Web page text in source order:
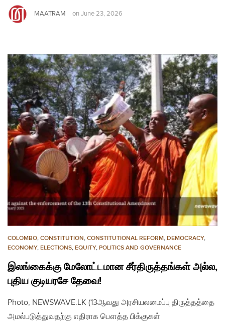
MAATRAM on June 23, 2026
COLOMBO, CONSTITUTION, CONSTITUTIONAL REFORM, DEMOCRACY,
ECONOMY, ELECTIONS, EQUITY, POLITICS AND GOVERNANCE
இலங்கைக்கு மேலோட்டமான சீர்திருத்தங்கள் அல்ல,
புதிய குடியரசே தேவை!
Photo, NEWSWAVE.LK (13ஆவது அரசியலமைப்பு திருத்தத்தை
அமல்படுத்துவதற்கு எதிராக பௌத்த பிக்குகள்